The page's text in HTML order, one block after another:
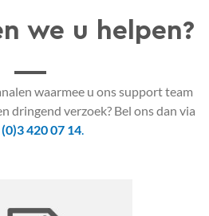
we u helpen?
waarmee u ons support team
dringend verzoek? Bel ons dan via
420 07 14.